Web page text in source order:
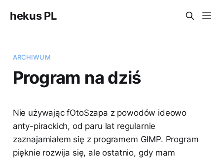
hekus PL
ARCHIWUM
Program na dziś
Nie używając fOtoSzapa z powodów ideowo
anty-pirackich, od paru lat regularnie
zaznajamiałem się z programem GIMP. Program
pięknie rozwija się, ale ostatnio, gdy mam